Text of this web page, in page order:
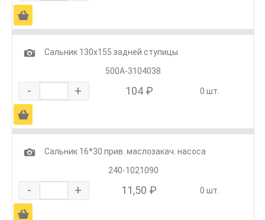
Ä
1
Сальник 130х155 задней ступицы
500А-3104038
- + 104 ₽ 0 шт.
Ä
1
Сальник 16*30 прив. маслозакач. насоса
240-1021090
- + 11,50 ₽ 0 шт.
Ä